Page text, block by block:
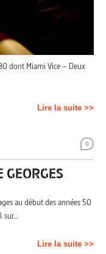
dont Miami Vice – Deux
Lire la suite >>
0
GEORGES
au début des années 50
sur…
Lire la suite >>